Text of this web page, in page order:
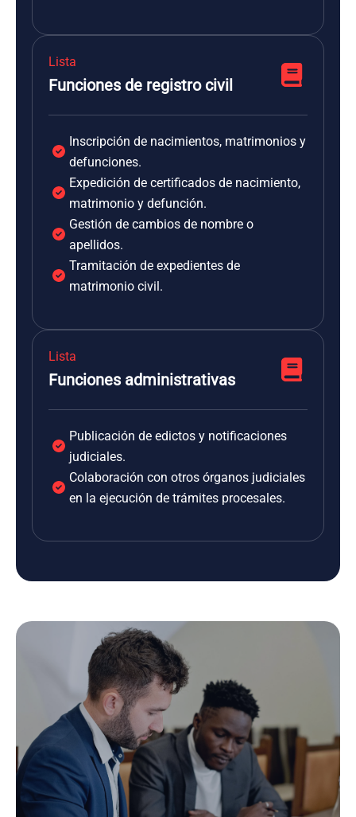
Lista
Funciones de registro civil
Inscripción de nacimientos, matrimonios y
defunciones.
Expedición de certificados de nacimiento,
matrimonio y defunción.
Gestión de cambios de nombre o
apellidos.
Tramitación de expedientes de
matrimonio civil.
Lista
Funciones administrativas
Publicación de edictos y notificaciones
judiciales.
Colaboración con otros órganos judiciales
en la ejecución de trámites procesales.